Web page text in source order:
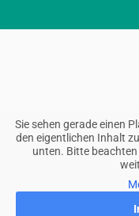
Sie sehen gerade einen
den eigentlichen Inhalt
unten. Bitte